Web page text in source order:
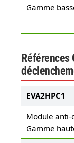
Gamme
Références
EVA2HPC1
Module anti-
Gamme